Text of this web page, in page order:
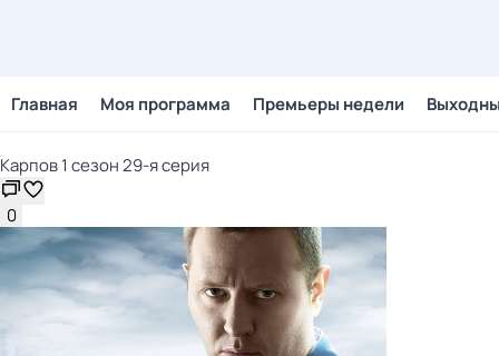
Главная Моя программа Премьеры недели
Карпов 1 сезон 29-я серия
0